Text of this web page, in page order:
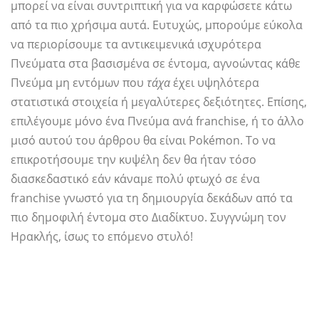
μπορεί να είναι συντριπτική για να καρφώσετε κάτω
από τα πιο χρήσιμα αυτά. Ευτυχώς, μπορούμε εύκολα
να περιορίσουμε τα αντικειμενικά ισχυρότερα
Πνεύματα στα βασισμένα σε έντομα, αγνοώντας κάθε
Πνεύμα μη εντόμων που τάχαέχει υψηλότερα
στατιστικά στοιχεία ή μεγαλύτερες δεξιότητες. Επίσης,
επιλέγουμε μόνο ένα Πνεύμα ανά franchise, ή το άλλο
μισό αυτού του άρθρου θα είναι Pokémon. Το να
επικροτήσουμε την κυψέλη δεν θα ήταν τόσο
διασκεδαστικό εάν κάναμε πολύ φτωχό σε ένα
franchise γνωστό για τη δημιουργία δεκάδων από τα
πιο δημοφιλή έντομα στο Διαδίκτυο. Συγγνώμη τον
Ηρακλής, ίσως το επόμενο στυλό!